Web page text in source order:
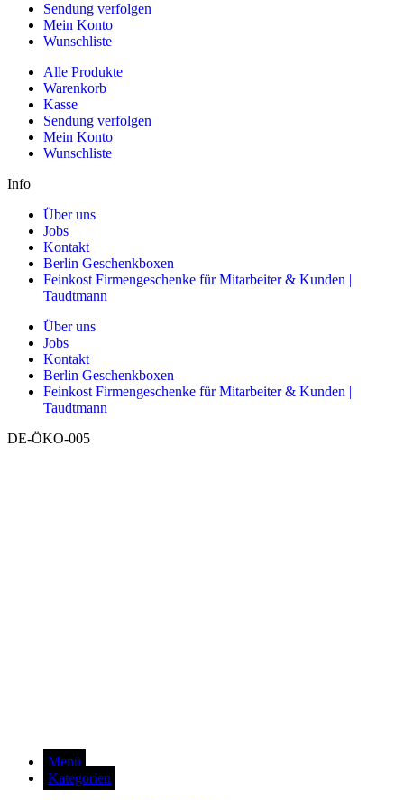
Sendung verfolgen
Mein Konto
Wunschliste
Alle Produkte
Warenkorb
Kasse
Sendung verfolgen
Mein Konto
Wunschliste
Info
Über uns
Jobs
Kontakt
Berlin Geschenkboxen
Feinkost Firmengeschenke für Mitarbeiter & Kunden |
Taudtmann
Über uns
Jobs
Kontakt
Berlin Geschenkboxen
Feinkost Firmengeschenke für Mitarbeiter & Kunden |
Taudtmann
DE-ÖKO-005
Menü
Kategorien